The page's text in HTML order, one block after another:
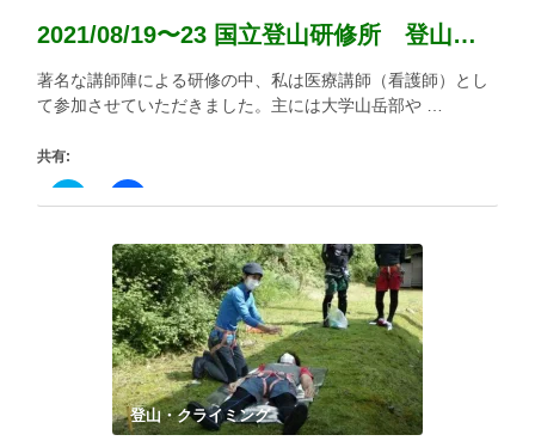
で
開
ま
す)
(新
し
ウ
ィ
ン
き
ま
2021/08/19〜23 国立登山研修所 登山リーダー夏山研修
著名な講師陣による研修の中、私は医療講師（看護師）とし
て参加させていただきました。主には大学山岳部や …
共有:
ク
リ
Twitter
Facebook
で
有
す
る
に
は
ク
リ
ッ
ク
し
て
く
だ
登山・クライミング